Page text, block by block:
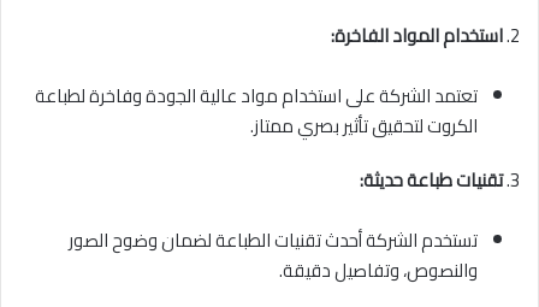
2. استخدام المواد الفاخرة:
تعتمد الشركة على استخدام مواد عالية الجودة وفاخرة لطباعة
الكروت لتحقيق تأثير بصري ممتاز.
3. تقنيات طباعة حديثة:
تستخدم الشركة أحدث تقنيات الطباعة لضمان وضوح الصور
والنصوص، وتفاصيل دقيقة.